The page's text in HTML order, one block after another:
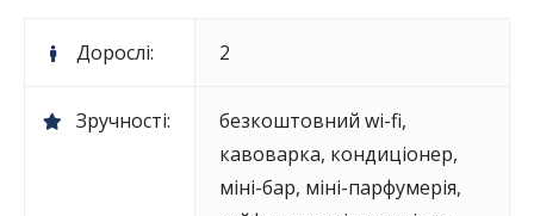
Дорослі: 2
Зручності: безкоштовний wi-fi,
кавоварка, кондиціонер,
міні-бар, міні-парфумерія,